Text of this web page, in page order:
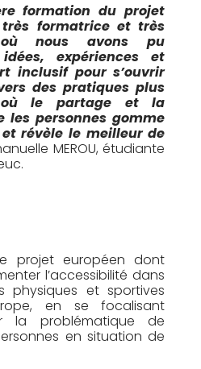
formation du projet
très formatrice et très
où nous avons pu
expériences et
inclusif pour s’ouvrir
des pratiques plus
le partage et la
les personnes gomme
révèle le meilleur de
MEROU, étudiante
projet européen dont
l’accessibilité dans
physiques et sportives
en se focalisant
la problématique de
en situation de